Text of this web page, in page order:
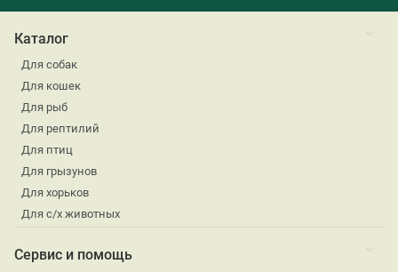
Каталог
Для собак
Для кошек
Для рыб
Для рептилий
Для птиц
Для грызунов
Для хорьков
Для с/х животных
Сервис и помощь